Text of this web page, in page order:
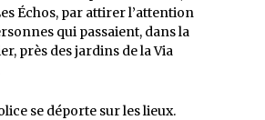
Échos, par attirer l’attention
qui passaient, dans la
près des jardins de la Via
se déporte sur les lieux.